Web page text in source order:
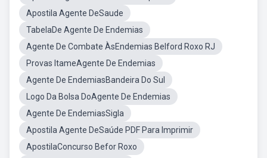
Apostila Agente DeSaude
TabelaDe Agente De Endemias
Agente De Combate ÀsEndemias Belford Roxo RJ
Provas ItameAgente De Endemias
Agente De EndemiasBandeira Do Sul
Logo Da Bolsa DoAgente De Endemias
Agente De EndemiasSigla
Apostila Agente DeSaúde PDF Para Imprimir
ApostilaConcurso Befor Roxo